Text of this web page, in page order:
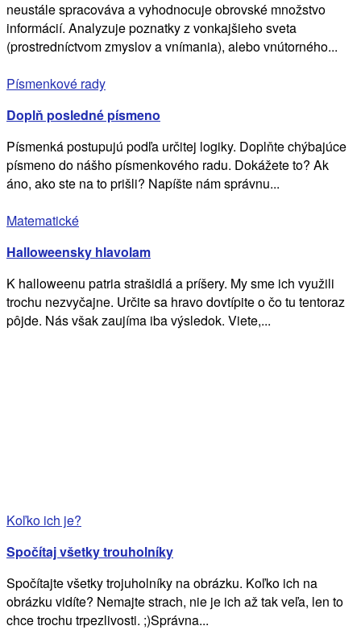
neustále spracováva a vyhodnocuje obrovské množstvo
informácií. Analyzuje poznatky z vonkajšieho sveta
(prostredníctvom zmyslov a vnímania), alebo vnútorného...
Písmenkové rady
Doplň posledné písmeno
Písmenká postupujú podľa určitej logiky. Doplňte chýbajúce
písmeno do nášho písmenkového radu. Dokážete to? Ak
áno, ako ste na to prišli? Napíšte nám správnu...
Matematické
Halloweensky hlavolam
K halloweenu patria strašidlá a príšery. My sme ich využili
trochu nezvyčajne. Určite sa hravo dovtípite o čo tu tentoraz
pôjde. Nás však zaujíma iba výsledok. Viete,...
Koľko ich je?
Spočítaj všetky trouholníky
Spočítajte všetky trojuholníky na obrázku. Koľko ich na
obrázku vidíte? Nemajte strach, nie je ich až tak veľa, len to
chce trochu trpezlivosti. ;)Správna...